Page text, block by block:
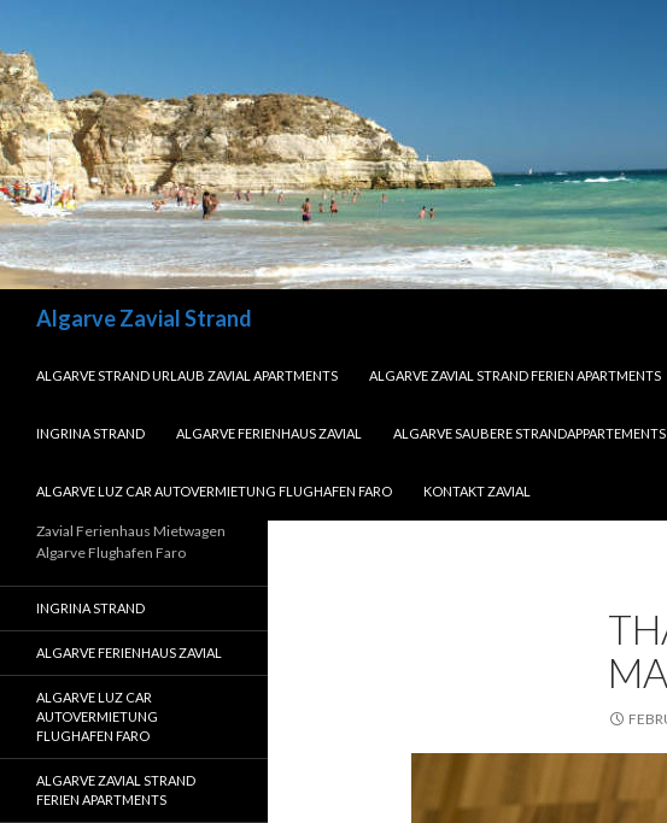
Algarve Zavial Strand
ALGARVE STRAND URLAUB ZAVIAL APARTMENTS
ALGARVE ZAVIAL STRAND FERIEN APARTMENTS
INGRINA STRAND ALGARVE FERIENHAUS ZAVIAL ALGARVE SAUBERE STRANDAPPARTEMENTS
ALGARVE LUZ CAR AUTOVERMIETUNG FLUGHAFEN FARO KONTAKT ZAVIAL
Zavial Ferienhaus Mietwagen
Algarve Flughafen Faro
INGRINA STRAND
ALGARVE FERIENHAUS ZAVIAL
ALGARVE LUZ CAR
AUTOVERMIETUNG
FLUGHAFEN FARO
ALGARVE ZAVIAL STRAND
FERIEN APARTMENTS